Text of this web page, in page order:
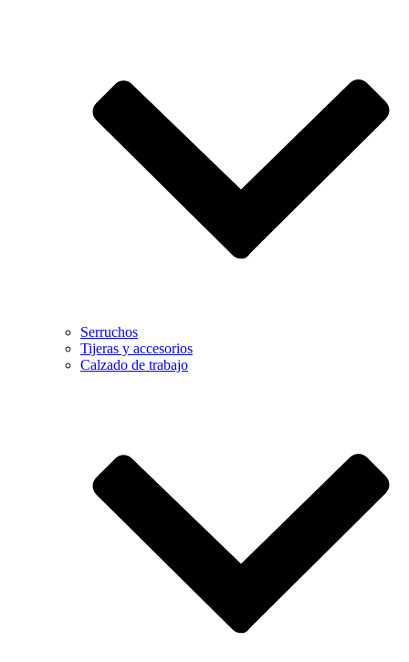
Serruchos
Tijeras y accesorios
Calzado de trabajo